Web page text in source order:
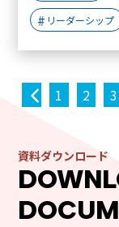
リーダーシップ
ビ
ゲ
ー
1 2 3
資料ダウンロード